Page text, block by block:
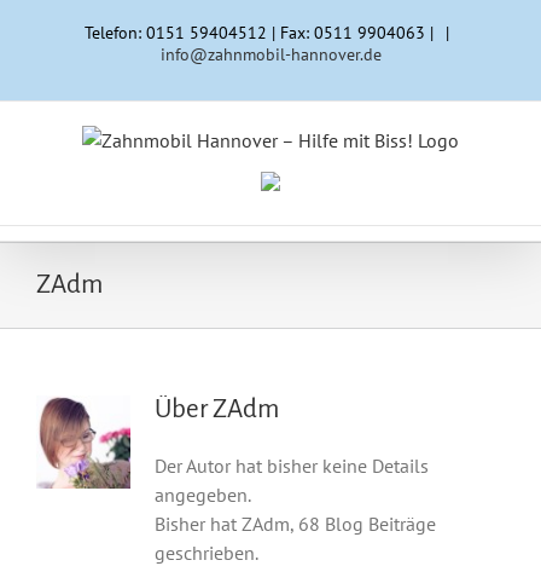
Telefon: 0151 59404512 | Fax: 0511 9904063 |
|
info@zahnmobil-hannover.de
ZAdm
ÜberZAdm
Der Autor hat bisher keine Details
angegeben.
Bisher hat ZAdm, 68 Blog Beiträge
geschrieben.